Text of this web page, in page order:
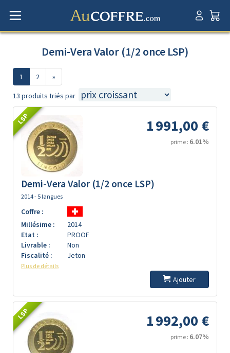
Demi-Vera Valor (1/2 once LSP)
1 2 »
13 produits triés par
LSP 1 991,00 €
prime : 6.01%
Demi-Vera Valor (1/2 once LSP)
2014 - 5 langues
Coffre :
Millésime :
2014
Etat :
PROOF
Livrable :
Non
Fiscalité :
Jeton
Plus de détails
Ajouter
LSP 1 992,00 €
prime : 6.07%